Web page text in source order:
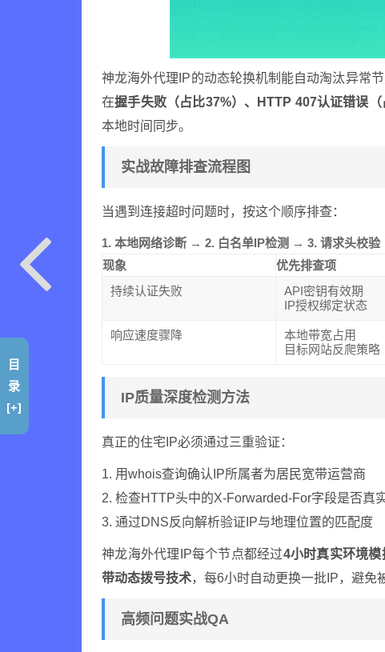
神龙海外代理IP的动态轮换机制能自动淘汰异常
在握手失败（占比37%）、HTTP 407认证错误（
本地时间同步。
实战故障排查流程图
当遇到连接超时问题时，按这个顺序排查：
1. 本地网络诊断 → 2. 白名单IP检测 → 3. 请求头校验
现象
优先排查项
持续认证失败
API密钥有效期
IP授权绑定状态
响应速度骤降
本地带宽占用
目标网站反爬策略
IP质量深度检测方法
真正的住宅IP必须通过三重验证：
1. 用whois查询确认IP所属者为居民宽带运营商
2. 检查HTTP头中的X-Forwarded-For字段是否真
3. 通过DNS反向解析验证IP与地理位置的匹配度
神龙海外代理IP每个节点都经过4小时真实环境模
带动态拨号技术，每6小时自动更换一批IP，避免
高频问题实战QA
目
录
[+]